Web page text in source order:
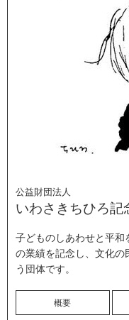
公益財団法人
いわさきちひろ
子どものしあわせと平
の業績を記念し、文化
う団体です。
概要